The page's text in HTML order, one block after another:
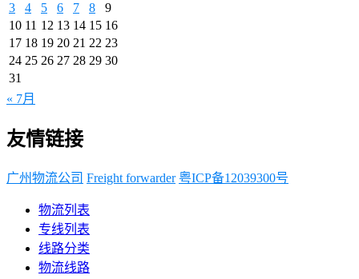
3
4 5 6 7 8
9
10 11 12 13 14 15 16
17 18 19 20 21 22 23
24 25 26 27 28 29 30
31
« 7月
友情链接
广州物流公司 Freight forwarder 粤ICP备12039300号
物流列表
专线列表
线路分类
物流线路